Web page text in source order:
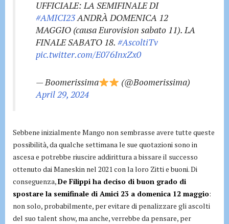
UFFICIALE: LA SEMIFINALE DI
#AMICI23ANDRÀ DOMENICA 12
MAGGIO (causa Eurovision sabato 11). LA
FINALE SABATO 18. #AscoltiTv
pic.twitter.com/E076InxZx0
— Boomerissima
(@Boomerissima)
April 29, 2024
Sebbene inizialmente Mango non sembrasse avere tutte queste
possibilità, da qualche settimana le sue quotazioni sono in
ascesa e potrebbe riuscire addirittura a bissare il successo
ottenuto dai Maneskin nel 2021 con la loro Zitti e buoni. Di
conseguenza,De Filippi ha deciso di buon grado di
spostare la semifinale di Amici 23 a domenica 12 maggio:
non solo, probabilmente, per evitare di penalizzare gli ascolti
del suo talent show, ma anche, verrebbe da pensare, per